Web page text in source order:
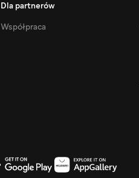
Dla partnerów
Współpraca